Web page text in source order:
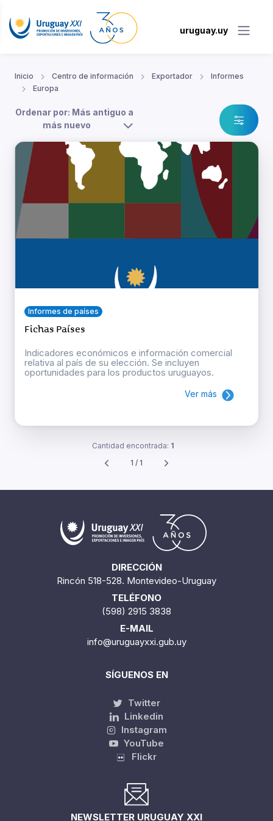
uruguay.uy
Inicio Centro de información Exportador
Informes
Europa
Ordenar por: Más antiguo a
más nuevo
Informes de países
Fichas Países
Indicadores económicos e información comercial
relativa al país de su elección. Se incluyen
oportunidades para los productos uruguayos.
Ver más
Cantidad encontrada: 1
1 / 1
DIRECCIÓN
Rincón 518-528. Montevideo-Uruguay
TELÉFONO
(598) 2915 3838
E-MAIL
info@uruguayxxi.gub.uy
SÍGUENOS EN
Twitter
Linkedin
Instagram
YouTube
Flickr
NEWSLETTER URUGUAY XXI